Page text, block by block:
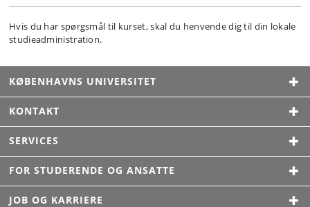
Hvis du har spørgsmål til kurset, skal du henvende dig til din lokale
studieadministration.
KØBENHAVNS UNIVERSITET
KONTAKT
SERVICES
FOR STUDERENDE OG ANSATTE
JOB OG KARRIERE